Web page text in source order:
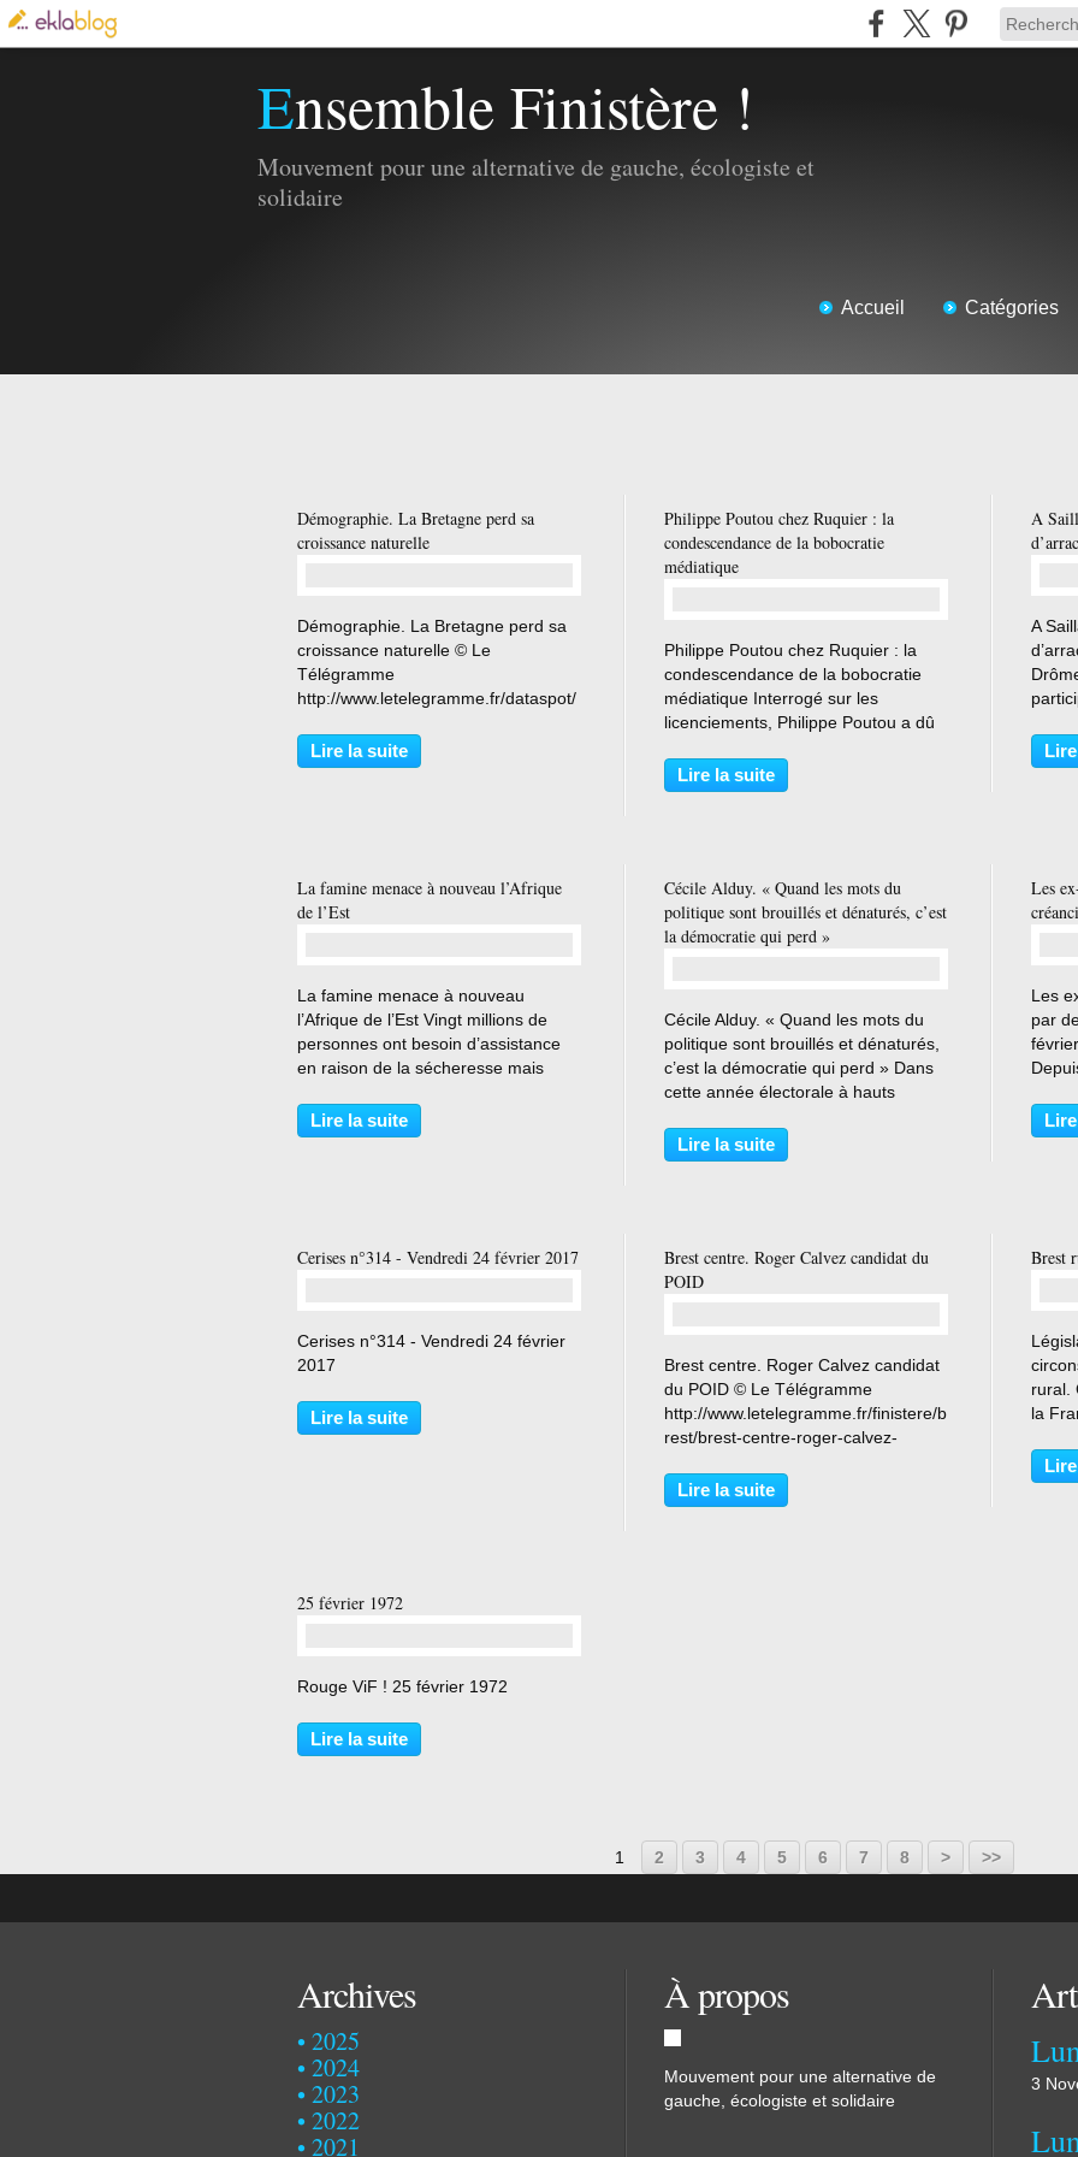
Ensemble Finistère !
Mouvement pour une alternative de gauche, écologiste et
solidaire
Accueil Catégories
Démographie. La Bretagne perd sa
croissance naturelle
Démographie. La Bretagne perd sa
croissance naturelle © Le
Télégramme
http://www.letelegramme.fr/dataspot/
de-decroissance-naturelle-28-02-
2017-11416944.php
Lire la suite
Philippe Poutou chez Ruquier : la
condescendance de la bobocratie
médiatique
Philippe Poutou chez Ruquier : la
condescendance de la bobocratie
médiatique Interrogé sur les
licenciements, Philippe Poutou a dû
Ruquier contrôle son fou rire pour
pouvoir s'exprimer. Pour Éloïse
Lire la suite
A
A
veut
La famine menace à nouveau l’Afrique
de l’Est
La famine menace à nouveau
l’Afrique de l’Est Vingt millions de
personnes ont besoin d’assistance
en raison de la sécheresse mais
lancent un cri d’alarme pour éviter «
une catastrophe ». En savoir plus sur
Lire la suite
Cécile Alduy. « Quand les mots du
politique sont brouillés et dénaturés, c’est
la démocratie qui perd »
Cécile Alduy. « Quand les mots du
politique sont brouillés et dénaturés,
c’est la démocratie qui perd » Dans
cette année électorale à hauts
présidentielle présente un niveau
d’incertitude inédit, sous lequel se
Lire la suite
Les
Les
par
a
Cerises n°314 - Vendredi 24 février 2017
Cerises n°314 - Vendredi 24 février
2017
Lire la suite
Brest centre. Roger Calvez candidat du
POID
Brest centre. Roger Calvez candidat
du POID © Le Télégramme
http://www.letelegramme.fr/finistere/b
rest/brest-centre-roger-calvez-
11413218.php
Lire la suite
Brest
rural.
la
rest/
25 février 1972
Rouge ViF ! 25 février 1972
Lire la suite
1 2 3 4 5 6 7 8 > >>
Archives
2025
2024
2023
2022
2021
À propos
Mouvement pour une alternative de
gauche, écologiste et solidaire
3